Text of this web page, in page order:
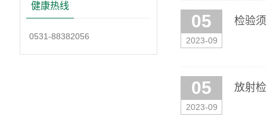
健康热线
0531-88382056
05
2023-09
检验
05
2023-09
放射